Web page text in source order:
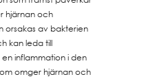
hjärnan och
orsakas av bakterien
kan leda till
inflammation i den
omger hjärnan och